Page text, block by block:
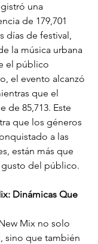
una
de 179,701
días de festival,
la música urbana
el público
el evento alcanzó
que el
de 85,713. Este
que los géneros
a las
están más que
del público.
Dinámicas Que
Mix no solo
sino que también